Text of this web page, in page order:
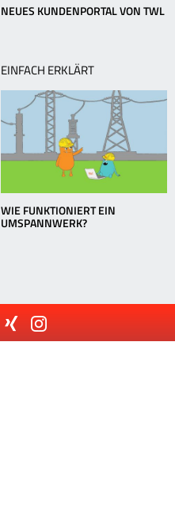
NEUES KUNDENPORTAL VON TWL
EINFACH ERKLÄRT
WIE FUNKTIONIERT EIN
UMSPANNWERK?